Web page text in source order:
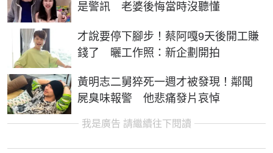
是警訊 老婆後悔當時沒聽懂
才說要停下腳步！蔡阿嘎9天後開工賺
錢了 曬工作照：新企劃開拍
黃明志二舅猝死一週才被發現！鄰聞
屍臭味報警 他悲痛發片哀悼
我是廣告 請繼續往下閱讀